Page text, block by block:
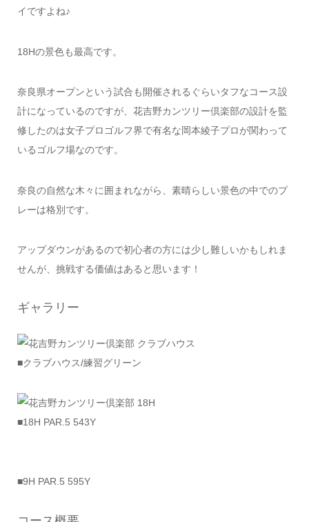
イですよね♪
18Hの景色も最高です。
奈良県オープンという試合も開催されるぐらいタフなコース設
計になっているのですが、花吉野カンツリー倶楽部の設計を監
修したのは女子プロゴルフ界で有名な岡本綾子プロが関わって
いるゴルフ場なのです。
奈良の自然な木々に囲まれながら、素晴らしい景色の中でのプ
レーは格別です。
アップダウンがあるので初心者の方には少し難しいかもしれま
せんが、挑戦する価値はあると思います！
ギャラリー
■クラブハウス/練習グリーン
■18H PAR.5 543Y
■9H PAR.5 595Y